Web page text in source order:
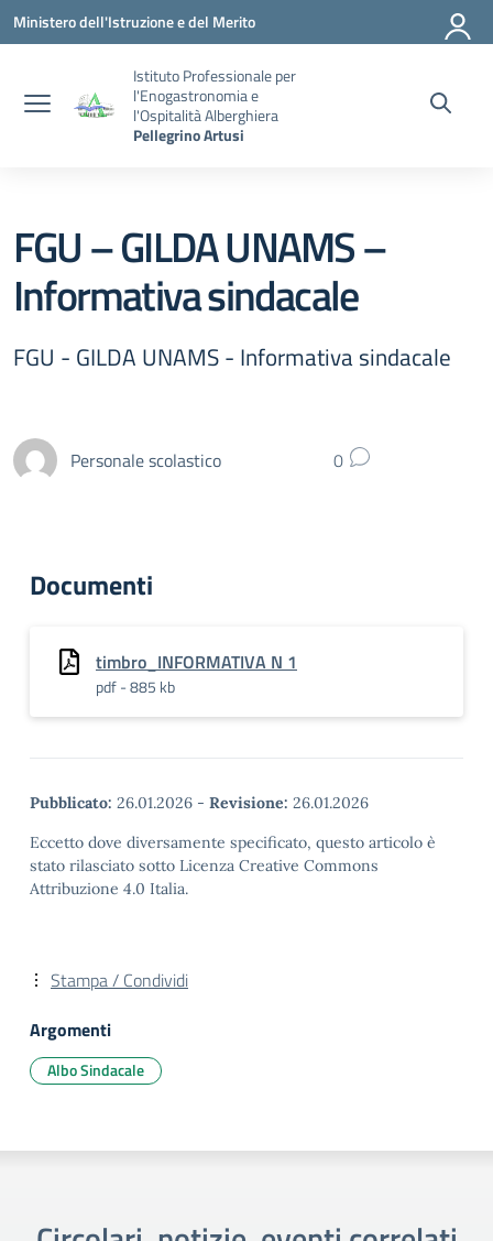
Vai ai contenuti
Vai al menu di navigazione
Vai al footer
Ministero dell'Istruzione e del Merito
Istituto Professionale per
l'Enogastronomia e
l'Ospitalità Alberghiera
Pellegrino Artusi
FGU – GILDA UNAMS –
Informativa sindacale
FGU - GILDA UNAMS - Informativa sindacale
Personale scolastico 0
Documenti
timbro_INFORMATIVA N 1
pdf - 885 kb
Pubblicato: 26.01.2026 - Revisione: 26.01.2026
Eccetto dove diversamente specificato, questo articolo è
stato rilasciato sotto Licenza Creative Commons
Attribuzione 4.0 Italia.
Stampa / Condividi
Argomenti
Albo Sindacale